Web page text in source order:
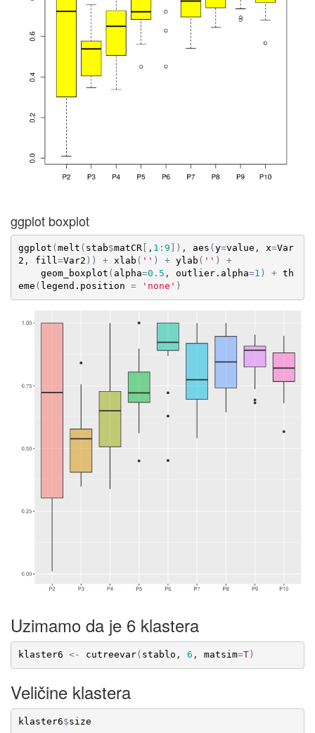
ggplot boxplot
ggplot ( melt ( stab$matCR[ , 1 : 9 ) , aes ( y=value , x=Var
2 , fill=Var2 ) ) + xlab ( '' ) + ylab ( '' )
+
geom_boxplot ( alpha=0.5 , outlier.alpha=1 ) + th
eme ( legend.position = 'none' )
Uzimamo da je 6 klastera
klaster6 <- cutreevar( stablo , 6 , matsim=T)
Veličine klastera
klaster6$size